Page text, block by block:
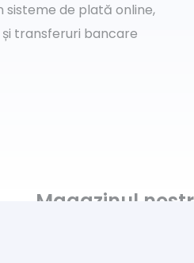
de plată online,
transferuri bancare
Magazinul